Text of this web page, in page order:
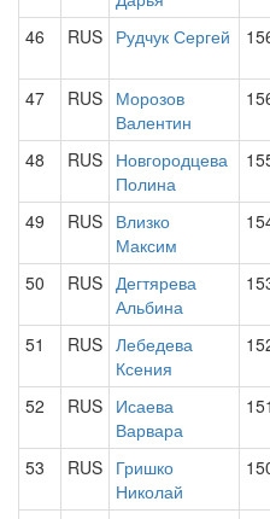
46
RUS Рудчук Сергей
47 RUS Морозов
Валентин
48 RUS Новгородцева
Полина
49 RUS Влизко
Максим
50 RUS Дегтярева
Альбина
51 RUS Лебедева
Ксения
52 RUS Исаева
Варвара
53 RUS Гришко
Николай